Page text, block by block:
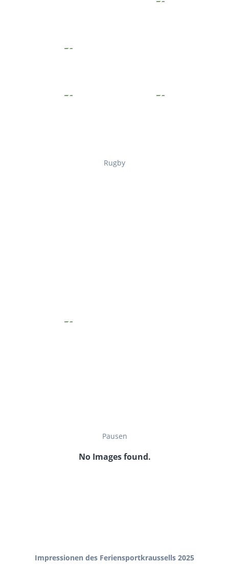
Rugby
Pausen
No Images found.
Impressionen des Feriensportkraussells 2025